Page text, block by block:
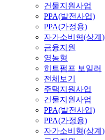
건물지원사업
PPA(발전사업)
PPA(가정용)
자가소비형(상계)
금융지원
영농형
히트펌프 보일러
전체보기
주택지원사업
건물지원사업
PPA(발전사업)
PPA(가정용)
자가소비형(상계)